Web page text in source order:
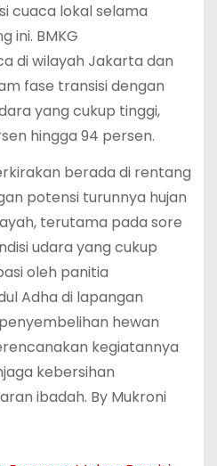
cuaca lokal selama
ini. BMKG
di wilayah Jakarta dan
fase transisi dengan
yang cukup tinggi,
hingga 94 persen.
berada di rentang
potensi turunnya hujan
terutama pada sore
udara yang cukup
oleh panitia
Adha di lapangan
hewan
kegiatannya
kebersihan
ibadah. By Mukroni